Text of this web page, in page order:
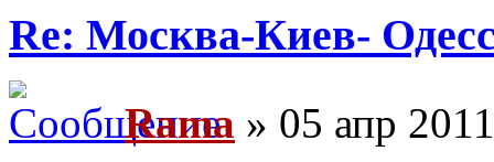
Re: Москва-Киев-
Rama » 05 апр